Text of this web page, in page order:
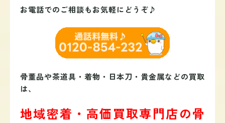
お電話でのご相談もお気軽にどうぞ♪
骨董品や茶道具・着物・日本刀・貴金属などの買取
は、
地域密着・高価買取専門店の骨